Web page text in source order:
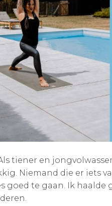
tiener en
Niemand die er iets
goed te gaan. Ik haalde